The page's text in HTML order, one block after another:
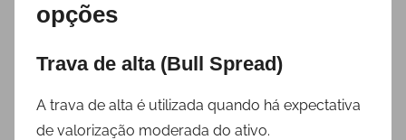
opções
Trava de alta (Bull Spread)
A trava de alta é utilizada quando há expectativa
de valorização moderada do ativo.